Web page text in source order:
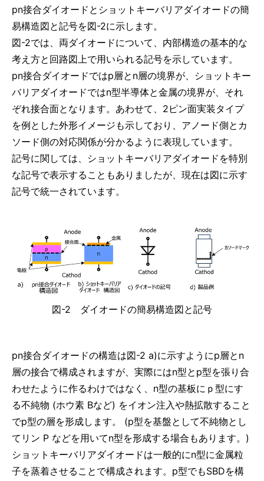
pn接合ダイオードとショットキーバリアダイオードの簡
易構造図と記号を図-2に示します。
図-2では、両ダイオードについて、内部構造の基本的な
考え方と回路図上で用いられる記号を示しています。
pn接合ダイオードではp層とn層の境界が、ショットキー
バリアダイオードではn型半導体と金属の境界が、それ
ぞれ接合面となります。あわせて、2ピン面実装タイプ
を例とした外形イメージも示しており、アノード側とカ
ソード側の対応関係が分かるように表現しています。
記号に関しては、ショットキーバリアダイオードを特別
な記号で表示することもありましたが、現在は図に示す
記号で統一されています。
図-2 ダイオードの簡易構造図と記号
pn接合ダイオードの構造は図-2 a)に示すようにp層とn
層の接合で構成されますが、実際にはn型とp型を張り合
わせたように作るわけではなく、n型の基板にｐ型にす
る不純物 (ホウ素 Bなど) をイオン注入や熱拡散すること
でp型の層を形成します。 (p型を基盤として不純物とし
てリン P などを用いてn型を形成する場合もあります。)
ショットキーバリアダイオードは一般的にn型に金属粒
子を蒸着させることで構成されます。p型でもSBDを構